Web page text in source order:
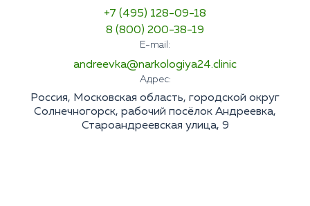
+7 (495) 128-09-18
8 (800) 200-38-19
E-mail:
andreevka@narkologiya24.clinic
Адрес:
Россия, Московская область, городской округ
Солнечногорск, рабочий посёлок Андреевка,
Староандреевская улица, 9